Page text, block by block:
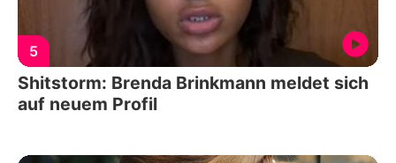
5
Shitstorm: Brenda Brinkmann meldet sich
auf neuem Profil